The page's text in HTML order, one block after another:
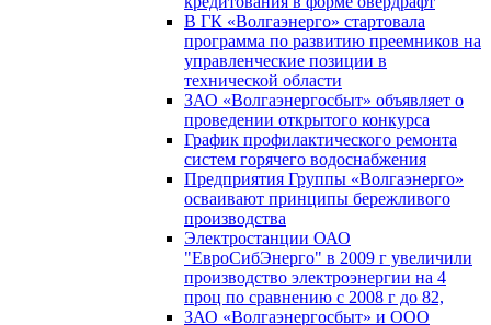
В ГК «Волгаэнерго» стартовала
программа по развитию преемников на
управленческие позиции в
технической области
ЗАО «Волгаэнергосбыт» объявляет о
проведении открытого конкурса
График профилактического ремонта
систем горячего водоснабжения
Предприятия Группы «Волгаэнерго»
осваивают принципы бережливого
производства
Электростанции ОАО
"ЕвроСибЭнерго" в 2009 г увеличили
производство электроэнергии на 4
проц по сравнению с 2008 г до 82,
ЗАО «Волгаэнергосбыт» и ООО